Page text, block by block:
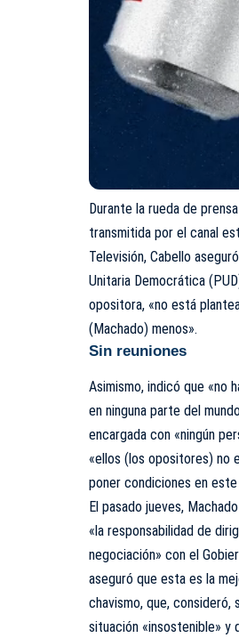
Durante la rueda de
transmitida por el canal
Televisión, Cabello
Unitaria Democrática
opositora, «no está
(Machado) menos».
Sin reuniones
Asimismo, indicó que «no
en ninguna parte del
encargada con «ningún
«ellos (los opositores) no
poner condiciones en este
El pasado jueves,
«la responsabilidad de
negociación» con el
aseguró que esta es la
chavismo, que, consideró,
situación «insostenible» y